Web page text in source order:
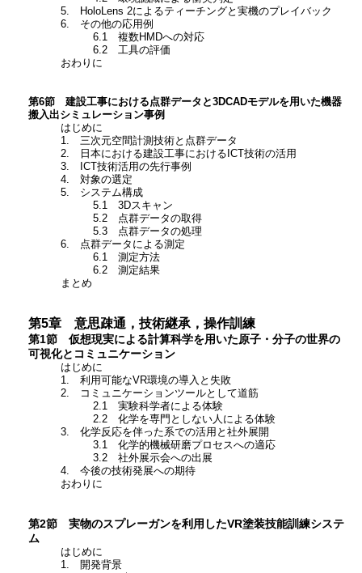
5. HoloLens 2によるティーチングと実機のプレイバック
6. その他の応用例
6.1 複数HMDへの対応
6.2 工具の評価
おわりに
第6節 建設工事における点群データと3DCADモデルを用いた機器
搬入出シミュレーション事例
はじめに
1. 三次元空間計測技術と点群データ
2. 日本における建設工事におけるICT技術の活用
3. ICT技術活用の先行事例
4. 対象の選定
5. システム構成
5.1 3Dスキャン
5.2 点群データの取得
5.3 点群データの処理
6. 点群データによる測定
6.1 測定方法
6.2 測定結果
まとめ
第5章 意思疎通，技術継承，操作訓練
第1節 仮想現実による計算科学を用いた原子・分子の世界の
可視化とコミュニケーション
はじめに
1. 利用可能なVR環境の導入と失敗
2. コミュニケーションツールとして道筋
2.1 実験科学者による体験
2.2 化学を専門としない人による体験
3. 化学反応を伴った系での活用と社外展開
3.1 化学的機械研磨プロセスへの適応
3.2 社外展示会への出展
4. 今後の技術発展への期待
おわりに
第2節 実物のスプレーガンを利用したVR塗装技能訓練システ
ム
はじめに
1. 開発背景